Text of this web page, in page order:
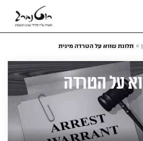
» תלונת שווא על הטרדה מינית
על הטרדה